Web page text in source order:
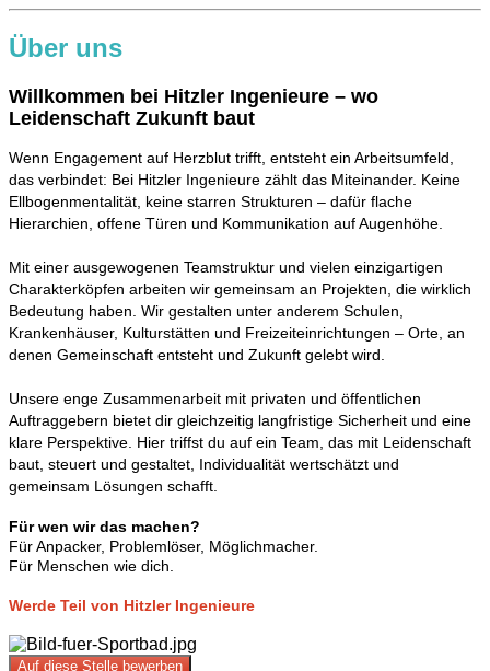
Über uns
Willkommen bei Hitzler Ingenieure – wo
Leidenschaft Zukunft baut
Wenn Engagement auf Herzblut trifft, entsteht ein Arbeitsumfeld,
das verbindet: Bei Hitzler Ingenieure zählt das Miteinander. Keine
Ellbogenmentalität, keine starren Strukturen – dafür flache
Hierarchien, offene Türen und Kommunikation auf Augenhöhe.
Mit einer ausgewogenen Teamstruktur und vielen einzigartigen
Charakterköpfen arbeiten wir gemeinsam an Projekten, die wirklich
Bedeutung haben. Wir gestalten unter anderem Schulen,
Krankenhäuser, Kulturstätten und Freizeiteinrichtungen – Orte, an
denen Gemeinschaft entsteht und Zukunft gelebt wird.
Unsere enge Zusammenarbeit mit privaten und öffentlichen
Auftraggebern bietet dir gleichzeitig langfristige Sicherheit und eine
klare Perspektive. Hier triffst du auf ein Team, das mit Leidenschaft
baut, steuert und gestaltet, Individualität wertschätzt und
gemeinsam Lösungen schafft.
Für wen wir das machen?
Für Anpacker, Problemlöser, Möglichmacher.
Für Menschen wie dich.
Werde Teil von Hitzler Ingenieure
Auf diese Stelle bewerben